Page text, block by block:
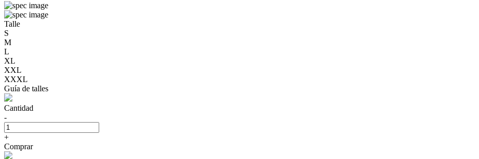
Talle
S
M
L
XL
XXL
XXXL
Guía de talles
Cantidad
-
+
Comprar